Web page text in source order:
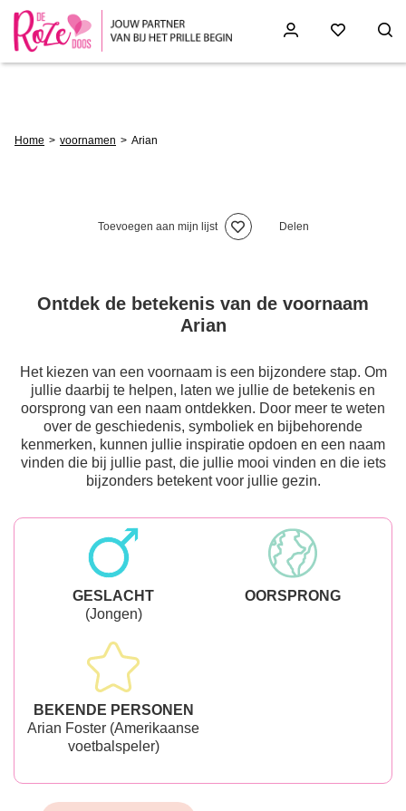
Home voornamen Arian
Toevoegen aan mijn lijst Delen
Ontdek de betekenis van de voornaam
Arian
Het kiezen van een voornaam is een bijzondere stap. Om
jullie daarbij te helpen, laten we jullie de betekenis en
oorsprong van een naam ontdekken. Door meer te weten
over de geschiedenis, symboliek en bijbehorende
kenmerken, kunnen jullie inspiratie opdoen en een naam
vinden die bij jullie past, die jullie mooi vinden en die iets
bijzonders betekent voor jullie gezin.
GESLACHT
(Jongen)
OORSPRONG
BEKENDE PERSONEN
Arian Foster (Amerikaanse
voetbalspeler)